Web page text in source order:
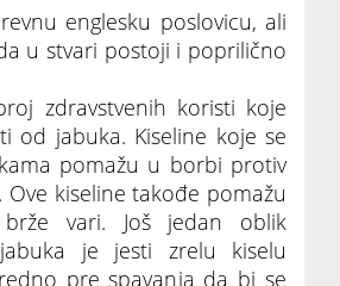
englesku poslovicu, ali
u stvari postoji i poprilično
zdravstvenih koristi koje
od jabuka. Kiseline koje se
pomažu u borbi protiv
Ove kiseline takođe pomažu
vari. Još jedan oblik
je jesti zrelu kiselu
pre spavanja da bi se